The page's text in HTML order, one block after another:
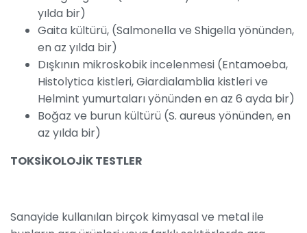
yılda bir)
Gaita kültürü, (Salmonella ve Shigella yönünden,
en az yılda bir)
Dışkının mikroskobik incelenmesi (Entamoeba,
Histolytica kistleri, Giardialamblia kistleri ve
Helmint yumurtaları yönünden en az 6 ayda bir)
Boğaz ve burun kültürü (S. aureus yönünden, en
az yılda bir)
TOKSİKOLOJİK TESTLER
Sanayide kullanılan birçok kimyasal ve metal ile